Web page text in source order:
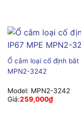
Ổ cắm loại cố định
MPN2-3242
Model: MPN2-3242
Giá:259,000₫